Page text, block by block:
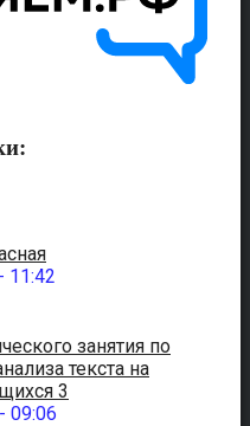
11:42
занятия по
текста на
3
09:06